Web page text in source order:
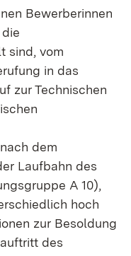
Bewerberinnen
sind, vom
in das
zur Technischen
dem
Laufbahn des
A 10),
hoch
zur Besoldung
des